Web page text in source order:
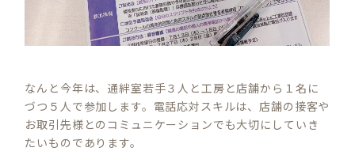
なんと今年は、通絆室若手３人と工房と店舗から１名に
づつ５人で参加します。電話応対スキルは、店舗の接客や
お取引先様とのコミュニケーションでも大切にしていき
たいものであります。